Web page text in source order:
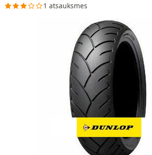
1 atsauksmes